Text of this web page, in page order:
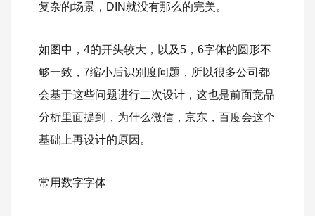
复杂的场景，DIN就没有那么的完美。
如图中，4的开头较大，以及5，6字体的圆形不
够一致，7缩小后识别度问题，所以很多公司都
会基于这些问题进行二次设计，这也是前面竞品
分析里面提到，为什么微信，京东，百度会这个
基础上再设计的原因。
常用数字字体